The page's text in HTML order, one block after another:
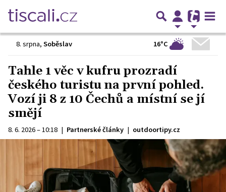
8. srpna, Soběslav 16°C
Tahle 1 věc v kufru prozradí
českého turistu na první pohled.
Vozí ji 8 z 10 Čechů a místní se jí
smějí
8. 6. 2026 – 10:18 | Partnerské články | outdoortipy.cz